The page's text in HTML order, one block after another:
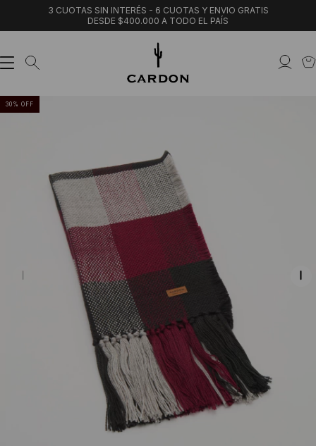
3 CUOTAS SIN INTERÉS - 6 CUOTAS Y ENVIO GRATIS
DESDE $400.000 A TODO EL PAÍS
30 % OFF